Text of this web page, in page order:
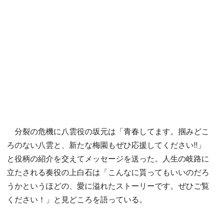
分裂の危機に八雲役の坂元は「青春してます。掴みどこ
ろのない八雲と、新たな梅園もぜひ応援してください!!」
と役柄の紹介を交えてメッセージを送った。人生の岐路に
立たされる奏役の上白石は「こんなに貰ってもいいのだろ
うかというほどの、愛に溢れたストーリーです。ぜひご覧
ください！」と見どころを語っている。